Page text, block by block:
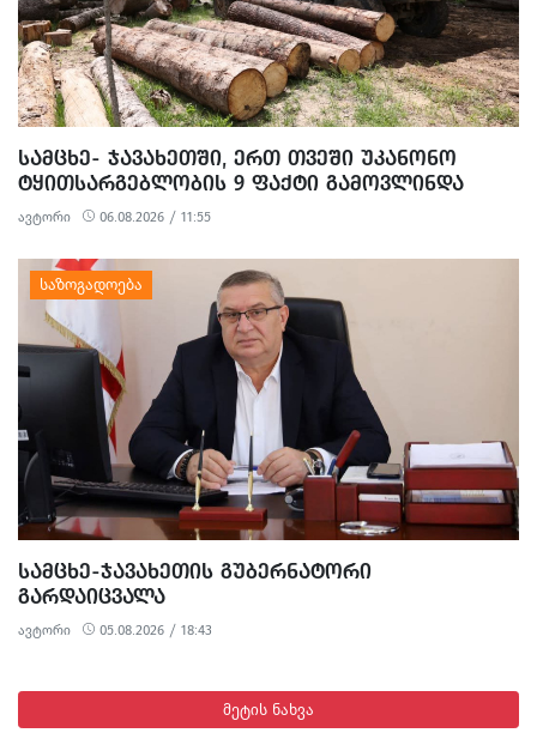
ᲡᲐᲛᲪᲮᲔ- ᲯᲐᲕᲐᲮᲔᲗᲨᲘ, ᲔᲠᲗ ᲗᲕᲔᲨᲘ ᲣᲙᲐᲜᲝᲜᲝ
ᲢᲧᲘᲗᲡᲐᲠᲒᲔᲑᲚᲝᲑᲘᲡ 9 ᲤᲐᲥᲢᲘ ᲒᲐᲛᲝᲕᲚᲘᲜᲓᲐ
ავტორი 06.08.2026 / 11:55
ᲡᲐᲛᲪᲮᲔ-ᲯᲐᲕᲐᲮᲔᲗᲘᲡ ᲒᲣᲑᲔᲠᲜᲐᲢᲝᲠᲘ
ᲒᲐᲠᲓᲐᲘᲪᲕᲐᲚᲐ
ავტორი 05.08.2026 / 18:43
მეტის ნახვა